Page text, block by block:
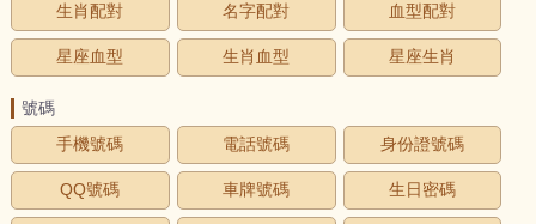
生肖配對 名字配對 血型配對
星座血型 生肖血型 星座生肖
號碼
手機號碼
電話號碼 身份證號碼
QQ號碼 車牌號碼 生日密碼